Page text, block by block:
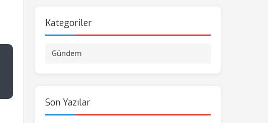
Kategoriler
Gündem
Son Yazılar